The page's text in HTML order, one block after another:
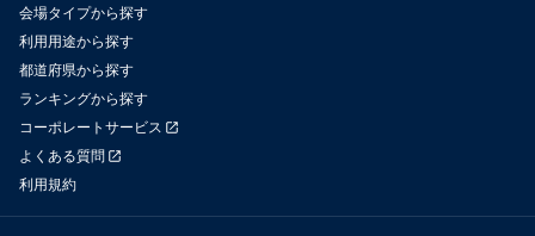
会場タイプから探す
利用用途から探す
都道府県から探す
ランキングから探す
コーポレートサービス
よくある質問
利用規約